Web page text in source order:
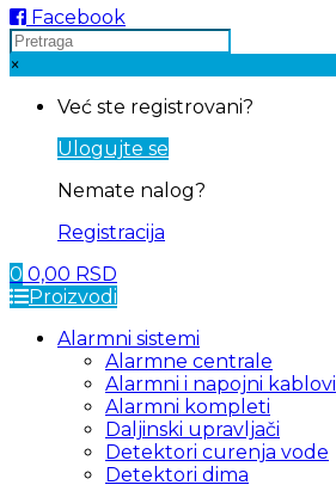
Facebook
×
Već ste registrovani?
Ulogujte se
Nemate nalog?
Registracija
0 0,00 RSD
Proizvodi
Alarmni sistemi
Alarmne centrale
Alarmni i napojni kablovi
Alarmni kompleti
Daljinski upravljači
Detektori curenja vode
Detektori dima